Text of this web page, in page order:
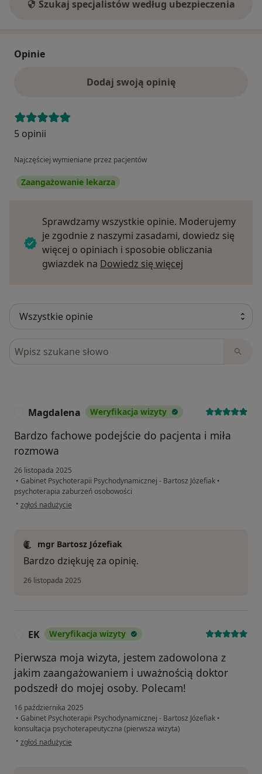
Szukaj specjalistów według ubezpieczenia
Opinie
Dodaj swoją opinię
5 opinii
Najczęściej wymieniane przez pacjentów
Zaangażowanie lekarza
Sprawdzamy wszystkie opinie. Moderujemy
je zgodnie z naszymi zasadami, dowiedz się
więcej o opiniach i sposobie obliczania
gwiazdek na Dowiedz się więcej
Szukaj w opiniach
Magdalena Weryfikacja wizyty
Bardzo fachowe podejście do pacjenta i miła
rozmowa
26 listopada 2025
• Gabinet Psychoterapii Psychodynamicznej - Bartosz Józefiak •
psychoterapia zaburzeń osobowości
• w opinii użytkownika Magdalena
zgłoś nadużycie
mgr Bartosz Józefiak
Bardzo dziękuję za opinię.
26 listopada 2025
EK Weryfikacja wizyty
Pierwsza moja wizyta, jestem zadowolona z
jakim zaangażowaniem i uważnością doktor
podszedł do mojej osoby. Polecam!
16 października 2025
• Gabinet Psychoterapii Psychodynamicznej - Bartosz Józefiak •
konsultacja psychoterapeutyczna (pierwsza wizyta)
• w opinii użytkownika EK
zgłoś nadużycie